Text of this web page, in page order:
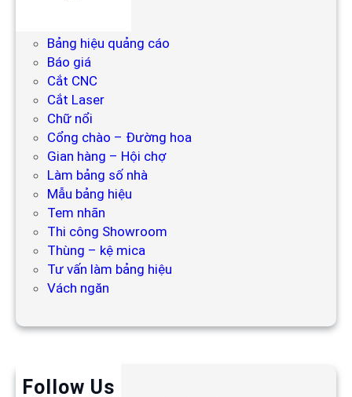
Bảng hiệu quảng cáo
Báo giá
Cắt CNC
Cắt Laser
Chữ nổi
Cổng chào – Đường hoa
Gian hàng – Hội chợ
Làm bảng số nhà
Mẫu bảng hiệu
Tem nhãn
Thi công Showroom
Thùng – kệ mica
Tư vấn làm bảng hiệu
Vách ngăn
Follow Us